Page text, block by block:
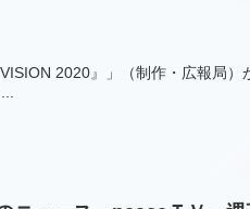
2020』」（制作・広報局）